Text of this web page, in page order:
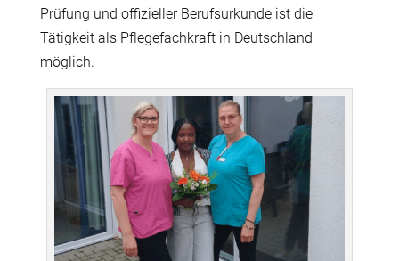
Prüfung und offizieller Berufsurkunde ist die
Tätigkeit als Pflegefachkraft in Deutschland
möglich.